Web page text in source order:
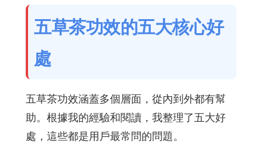
五草茶功效的五大核心好
處
五草茶功效涵蓋多個層面，從內到外都有幫
助。根據我的經驗和閱讀，我整理了五大好
處，這些都是用戶最常問的問題。